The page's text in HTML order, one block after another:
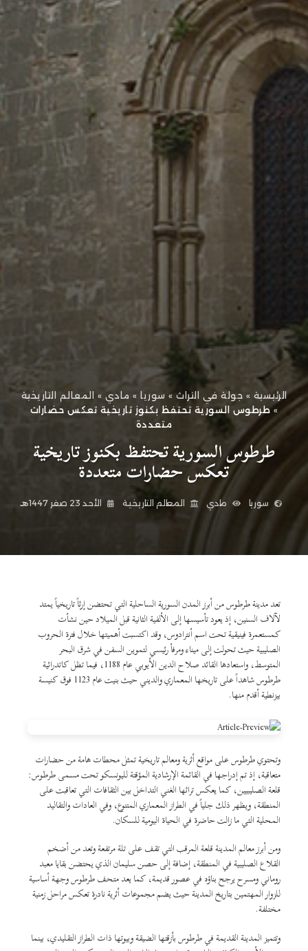
الرئيسية » جولة في التراث » سوريا » مادي » المعالم التاريخية
»طرطوس السورية تحتفظ بكنوز تاريخية تعكس حضارات
متعددة
طرطوس السورية تحتفظ بكنوز تاريخية
تعكس حضارات متعددة
سوريا مادي المعالم التاريخية الأحد 23 صفر 1447هـ
تعد مدينة طرطوس من أبرز المدن السورية الساحلية التي تحتضن إرثاً تاريخياً يمتد
لآلاف السنين، إذ يعود تأسيسها إلى الألفية الثانية قبل الميلاد حين نشأت
كمستعمرة فينيقية تحت اسم أنترادوس، وقد اكتسبت أهميتها خلال فترة الحروب
الصليبية حيث تحولت إلى ميناء ومرفأ رئيسي لتموين السفن في شرق البحر
المتوسط، واستعادها القائد صلاح الدين الأيوبي عام 1188، فيما تظل كاتدرائية
طرطوس شاهداً على تاريخها المعماري والديني حيث بنيت عام 1123 فوق كنيسة
بيزنطية أقدم منها.
وتحتوي طرطوس على مواقع أثرية ومعالم تاريخية تمثل محطات هامة من حضارات
متعاقبة، إذ تم إدراجها في القائمة الإرشادية المؤقتة لليونسكو تحت مسمى طرطوس:
قلعة الصليبيين، كما يعكس تراثها الغني التداخل بين الثقافات التي تعاقبت على
المنطقة، ويظهر ذلك جلياً في الطراز المعماري المتنوع، وفي العادات والتقاليد
المحلية التي ما زالت حاضرة في الحياة اليومية للسكان.
ومن أبرز معالم المدينة قلعة المرقب التي تقف على تلة مرتفعة وتعد من أضخم
القلاع الصليبية في المنطقة، إضافة إلى حصن سليمان الذي يحتضن بقايا معبد
روماني ومسرح يرجح بناؤه في عصور قديمة، كما يعد متحف طرطوس وجهة أساسية
للزوار المهتمين بتاريخ المدينة حيث يضم مجموعات أثرية نادرة تعكس مراحل زمنية
مختلفة.
وتتميز المدينة القديمة في طرطوس بأزقتها الضيقة وبيوتها ذات الطراز التقليدي، بينما